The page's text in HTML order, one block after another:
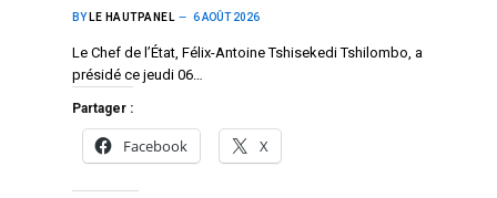
BY LE HAUTPANEL 6 AOÛT 2026
Le Chef de l’État, Félix-Antoine Tshisekedi Tshilombo, a
présidé ce jeudi 06…
Partager :
Facebook X